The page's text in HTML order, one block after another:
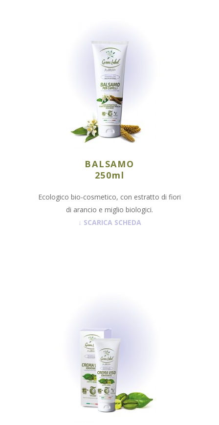
BALSAMO
250ml
Ecologico bio-cosmetico, con estratto di fiori
di arancio e miglio biologici.
↓ SCARICA SCHEDA